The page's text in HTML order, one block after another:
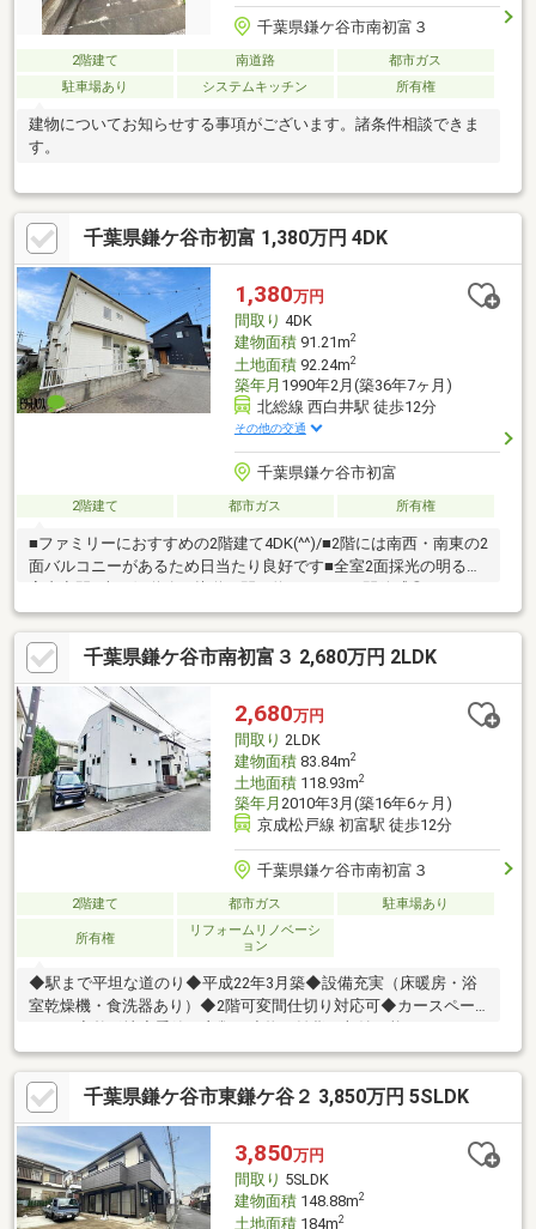
千葉県鎌ケ谷市南初富３
2階建て 南道路
都市ガス
駐車場あり
システムキッチン 所有権
建物についてお知らせする事項がございます。諸条件相談できま
す。
千葉県鎌ケ谷市初富 1,380万円 4DK
1,380万円
間取り 4DK
建物面積91.21m2
土地面積92.24m2
築年月 1990年2月(築36年7ヶ月)
北総線 西白井駅 徒歩12分
その他の交通
千葉県鎌ケ谷市初富
2階建て 都市ガス 所有権
■ファミリーにおすすめの2階建て4DK(^^)/■2階には南西・南東の2
面バルコニーがあるため日当たり良好です■全室2面採光の明るい
ー・コンビニが徒歩圏内に揃い、日常の買い出しも楽々(^^♪■北総
線「西白井」駅より徒歩12分！通勤・通学もスムーズですお問い
合わせはもちろん、その他ご質問等も大歓迎です。ぜひお気軽に
スタッフにお問い合わせくださいませ。
千葉県鎌ケ谷市南初富３ 2,680万円 2LDK
2,680万円
間取り 2LDK
建物面積83.84m2
土地面積118.93m2
築年月 2010年3月(築16年6ヶ月)
京成松戸線 初富駅 徒歩12分
千葉県鎌ケ谷市南初富３
2階建て 都市ガス 駐車場あり
所有権
リフォームリノベーシ
ョン
◆駅まで平坦な道のり◆平成22年3月築◆設備充実（床暖房・浴
室乾燥機・食洗器あり）◆2階可変間仕切り対応可◆カースペー
選びが楽しくなるウォークインクローゼット付き◆家族とのコミ
ュニケーションが増えるリビング階段◆家族やゲストとの対話を
楽しみながらキッチンワークがこなせる開放的な対面式キッチン
【備考】引渡猶予7日間「新鎌ケ谷」駅徒歩25分
千葉県鎌ケ谷市東鎌ケ谷２ 3,850万円 5SLDK
3,850万円
間取り 5SLDK
建物面積148.88m2
土地面積184m2